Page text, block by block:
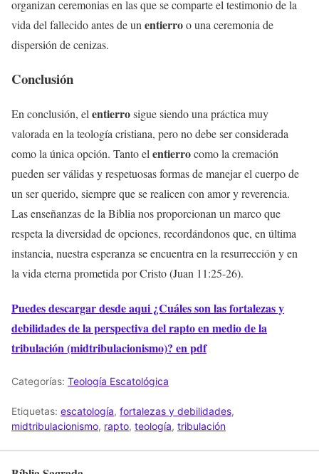
organizan ceremonias en las que se comparte el testimonio de la
vida del fallecido antes de un entierroo una ceremonia de
dispersión de cenizas.
Conclusión
En conclusión, el entierrosigue siendo una práctica muy
valorada en la teología cristiana, pero no debe ser considerada
como la única opción. Tanto el entierrocomo la cremación
pueden ser válidas y respetuosas formas de manejar el cuerpo de
un ser querido, siempre que se realicen con amor y reverencia.
Las enseñanzas de la Biblia nos proporcionan un marco que
respeta la diversidad de opciones, recordándonos que, en última
instancia, nuestra esperanza se encuentra en la resurrección y en
la vida eterna prometida por Cristo (Juan 11:25-26).
Puedes descargar desde aqui ¿Cuáles son las fortalezas y
debilidades de la perspectiva del rapto en medio de la
tribulación (midtribulacionismo)? en pdf
Categorías: Teología Escatológica
Etiquetas: escatología, fortalezas y debilidades,
midtribulacionismo, rapto, teología, tribulación